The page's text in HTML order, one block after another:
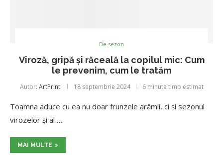
De sezon
Viroză, gripă și răceală la copilul mic: Cum
le prevenim, cum le tratăm
Autor: ArtPrint 18 septembrie 2024 6 minute timp estimat
Toamna aduce cu ea nu doar frunzele arămii, ci și sezonul
virozelor și al …
MAI MULTE